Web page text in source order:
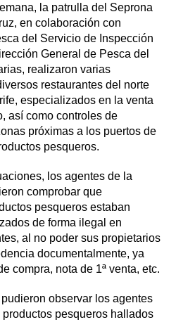
la patrulla del Seprona
en colaboración con
del Servicio de Inspección
General de Pesca del
realizaron varias
restaurantes del norte
especializados en la venta
así como controles de
próximas a los puertos de
pesqueros.
los agentes de la
comprobar que
pesqueros estaban
de forma ilegal en
al no poder sus propietarios
documentalmente, ya
compra, nota de 1ª venta, etc.
observar los agentes
pesqueros hallados